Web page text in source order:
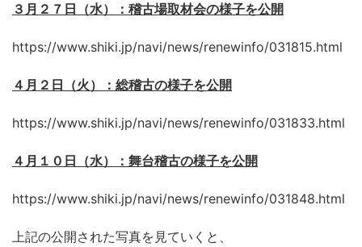
３月２７日（水）：稽古場取材会の様子を公開
https://www.shiki.jp/navi/news/renewinfo/031815.html
４月２日（火）：総稽古の様子を公開
https://www.shiki.jp/navi/news/renewinfo/031833.html
４月１０日（水）：舞台稽古の様子を公開
https://www.shiki.jp/navi/news/renewinfo/031848.html
上記の公開された写真を見ていくと、